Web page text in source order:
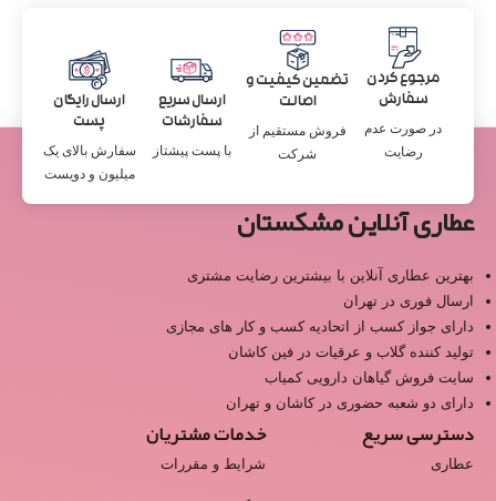
مرجوع کردن
سفارش
در صورت عدم
رضایت
تضمین کیفیت و
اصالت
فروش مستقیم از
شرکت
ارسال سریع
سفارشات
با پست پیشتاز
ارسال رایگان
پست
سفارش بالای یک
میلیون و دویست
عطاری آنلاین مشکستان
بهترین عطاری آنلاین با بیشترین رضایت مشتری
ارسال فوری در تهران
دارای جواز کسب از اتحادیه کسب و کار های مجازی
تولید کننده گلاب و عرقیات در فین کاشان
سایت فروش گیاهان دارویی کمیاب
دارای دو شعبه حضوری در کاشان و تهران
دسترسی سریع
عطاری
خدمات مشتریان
شرایط و مقررات